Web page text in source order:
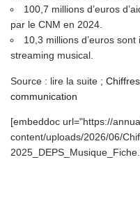
100,7 millions d’euros
par le CNM en 2024.
10,3 millions d’euros
streaming musical.
Source : lire la suite ;
communication
[embeddoc url="https://
content/uploads/2026/06/